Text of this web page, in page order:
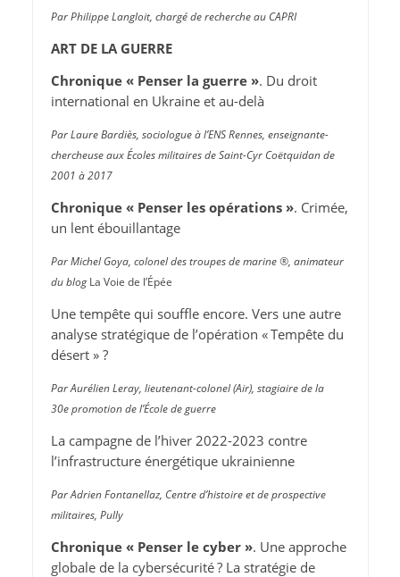
Par Philippe Langloit, chargé de recherche au CAPRI
ART DE LA GUERRE
Chronique « Penser la guerre ». Du droit
international en Ukraine et au-delà
Par Laure Bardiès, sociologue à l’ENS Rennes, enseignante-
chercheuse aux Écoles militaires de Saint-Cyr Coëtquidan de
2001 à 2017
Chronique « Penser les opérations ». Crimée,
un lent ébouillantage
Par Michel Goya, colonel des troupes de marine ®, animateur
du blogLa Voie de l’Épée
Une tempête qui souffle encore. Vers une autre
analyse stratégique de l’opération « Tempête du
désert » ?
Par Aurélien Leray, lieutenant-colonel (Air), stagiaire de la
30e promotion de l’École de guerre
La campagne de l’hiver 2022-2023 contre
l’infrastructure énergétique ukrainienne
Par Adrien Fontanellaz, Centre d’histoire et de prospective
militaires, Pully
Chronique « Penser le cyber ». Une approche
globale de la cybersécurité ? La stratégie de